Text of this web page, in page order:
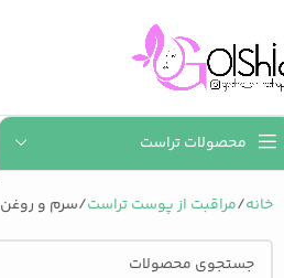
محصولات تراست
خانه مراقبت از پوست تراست سرم و روغن